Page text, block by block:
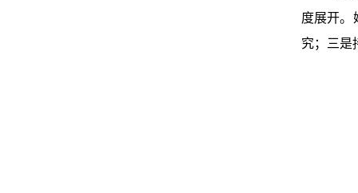
度展开。
究；三是